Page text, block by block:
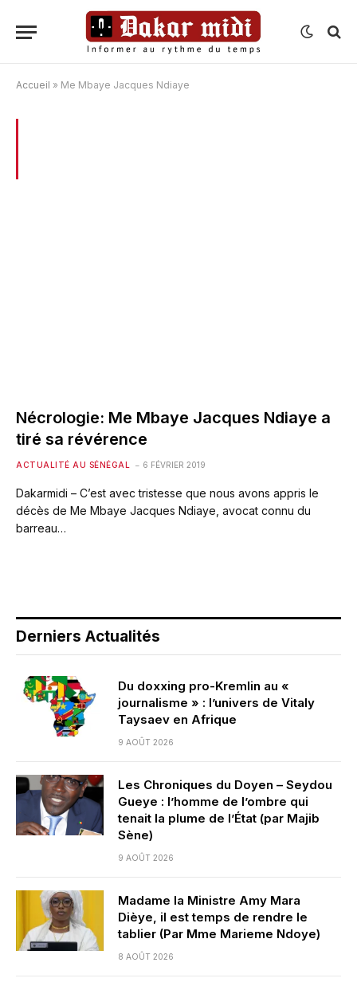
Accueil » Me Mbaye Jacques Ndiaye
Nécrologie: Me Mbaye Jacques Ndiaye a
tiré sa révérence
ACTUALITÉ AU SÉNÉGAL 6 FÉVRIER 2019
Dakarmidi – C’est avec tristesse que nous avons appris le
décès de Me Mbaye Jacques Ndiaye, avocat connu du
barreau…
Derniers Actualités
Du doxxing pro-Kremlin au «
journalisme » : l’univers de Vitaly
Taysaev en Afrique
9 AOÛT 2026
Les Chroniques du Doyen – Seydou
Gueye : l’homme de l’ombre qui
tenait la plume de l’État (par Majib
Sène)
9 AOÛT 2026
Madame la Ministre Amy Mara
Dièye, il est temps de rendre le
tablier (Par Mme Marieme Ndoye)
8 AOÛT 2026